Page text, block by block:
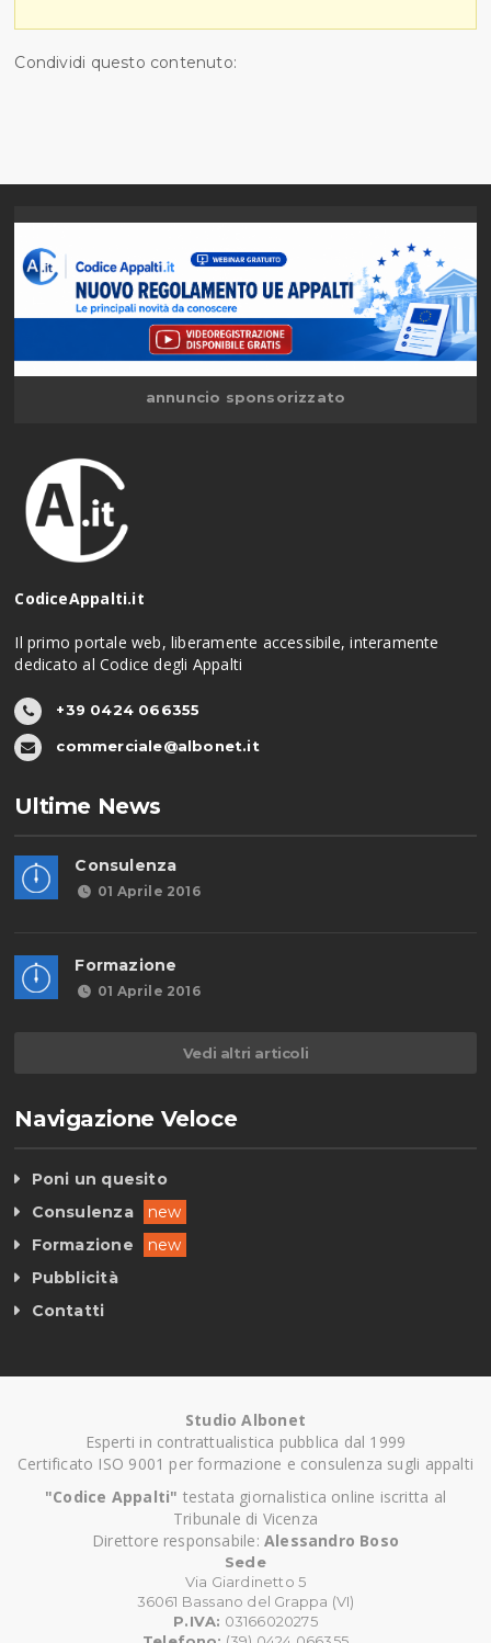
Condividi questo contenuto:
annuncio sponsorizzato
CodiceAppalti.it
Il primo portale web, liberamente accessibile, interamente
dedicato al Codice degli Appalti
+39 0424 066355
commerciale@albonet.it
Ultime News
Consulenza
01 Aprile 2016
Formazione
01 Aprile 2016
Vedi altri articoli
Navigazione Veloce
Poni un quesito
Consulenza
new
Formazione
new
Pubblicità
Contatti
Studio Albonet
Esperti in contrattualistica pubblica dal 1999
Certificato ISO 9001 per formazione e consulenza sugli appalti
"Codice Appalti" testata giornalistica online iscritta al
Tribunale di Vicenza
Direttore responsabile: Alessandro Boso
Sede
Via Giardinetto 5
36061 Bassano del Grappa (VI)
P.IVA: 03166020275